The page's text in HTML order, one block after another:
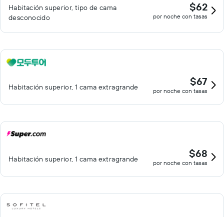
Habitación superior, tipo de cama
desconocido
$62
por noche con tasas
Habitación superior, 1 cama extragrande $67
por noche con tasas
Habitación superior, 1 cama extragrande $68
por noche con tasas